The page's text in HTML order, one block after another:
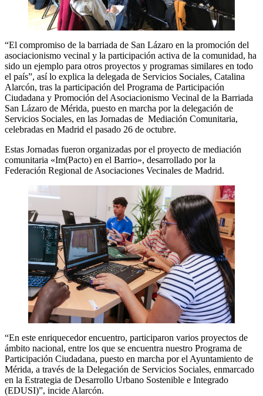
“El compromiso de la barriada de San Lázaro en la promoción del
asociacionismo vecinal y la participación activa de la comunidad, ha
sido un ejemplo para otros proyectos y programas similares en todo
el país”, así lo explica la delegada de Servicios Sociales, Catalina
Alarcón, tras la participación del Programa de Participación
Ciudadana y Promoción del Asociacionismo Vecinal de la Barriada
San Lázaro de Mérida, puesto en marcha por la delegación de
Servicios Sociales, en las Jornadas de Mediación Comunitaria,
celebradas en Madrid el pasado 26 de octubre.
Estas Jornadas fueron organizadas por el proyecto de mediación
comunitaria «Im(Pacto) en el Barrio», desarrollado por la
Federación Regional de Asociaciones Vecinales de Madrid.
“En este enriquecedor encuentro, participaron varios proyectos de
ámbito nacional, entre los que se encuentra nuestro Programa de
Participación Ciudadana, puesto en marcha por el Ayuntamiento de
Mérida, a través de la Delegación de Servicios Sociales, enmarcado
en la Estrategia de Desarrollo Urbano Sostenible e Integrado
(EDUSI)”, incide Alarcón.